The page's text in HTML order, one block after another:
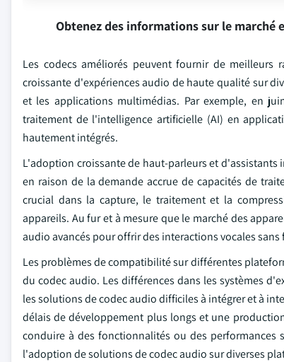
Obtenez des informations sur le marché
Les codecs améliorés peuvent fournir de
croissante d'expériences audio de haute qualité sur
et les applications multimédias. Par exemple, en
traitement de l'intelligence artificielle (AI) en
hautement intégrés.
L'adoption croissante de haut-parleurs et
en raison de la demande accrue de capacités de
crucial dans la capture, le traitement et la
appareils. Au fur et à mesure que le marché des
audio avancés pour offrir des interactions vocales
Les problèmes de compatibilité sur différentes
du codec audio. Les différences dans les systèmes
les solutions de codec audio difficiles à intégrer et à
délais de développement plus longs et une
conduire à des fonctionnalités ou des
l'adoption de solutions de codec audio sur diverses